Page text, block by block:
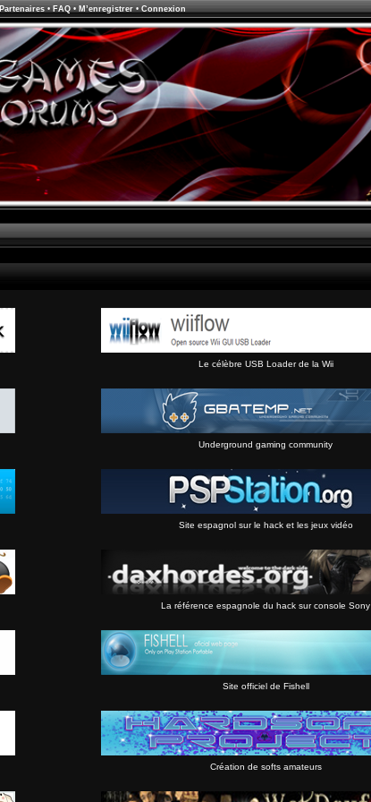
Partenaires• FAQ• M’enregistrer• Connexion
Le célèbre USB Loader de la Wii
Underground gaming community
Site espagnol sur le hack et les jeux vidéo
La référence espagnole du hack sur console Sony
Site officiel de Fishell
Création de softs amateurs